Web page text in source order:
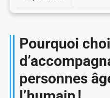
Pourquoi
personnes